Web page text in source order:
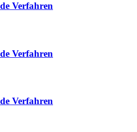
Verfahren
Verfahren
Verfahren